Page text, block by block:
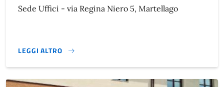
Sede Uffici - via Regina Niero 5, Martellago
LEGGI ALTRO
}